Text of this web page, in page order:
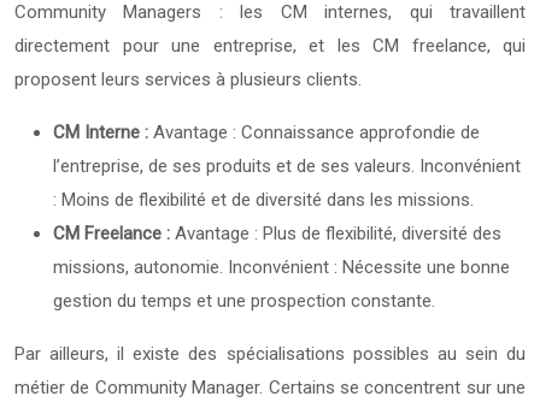
Community Managers : les CM internes, qui travaillent
directement pour une entreprise, et les CM freelance, qui
proposent leurs services à plusieurs clients.
CM Interne : Avantage : Connaissance approfondie de
l’entreprise, de ses produits et de ses valeurs. Inconvénient
: Moins de flexibilité et de diversité dans les missions.
CM Freelance : Avantage : Plus de flexibilité, diversité des
missions, autonomie. Inconvénient : Nécessite une bonne
gestion du temps et une prospection constante.
Par ailleurs, il existe des spécialisations possibles au sein du
métier de Community Manager. Certains se concentrent sur une